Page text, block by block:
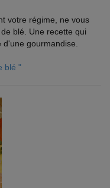
votre régime, ne vous
blé. Une recette qui
gourmandise.
blé "